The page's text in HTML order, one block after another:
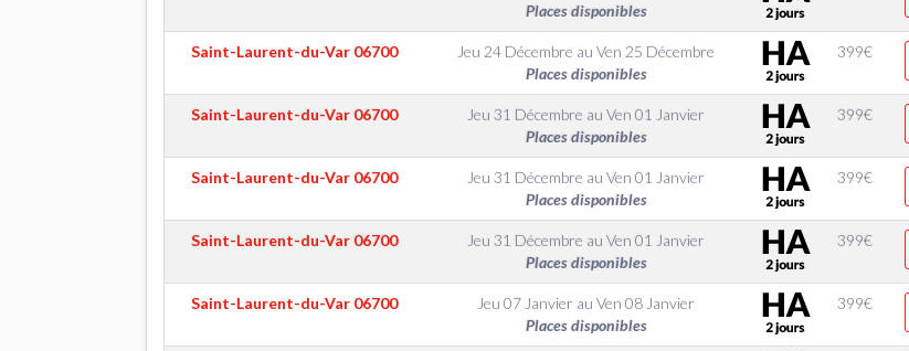
Places disponibles
Saint-Laurent-du-Var 06700 Jeu 24 Décembre au Ven 25 Décembre
Places disponibles
399€
Saint-Laurent-du-Var 06700 Jeu 31 Décembre au Ven 01 Janvier
Places disponibles
399€
Saint-Laurent-du-Var 06700 Jeu 31 Décembre au Ven 01 Janvier
Places disponibles
399€
Saint-Laurent-du-Var 06700 Jeu 31 Décembre au Ven 01 Janvier
Places disponibles
399€
Saint-Laurent-du-Var 06700 Jeu 07 Janvier au Ven 08 Janvier
Places disponibles
399€